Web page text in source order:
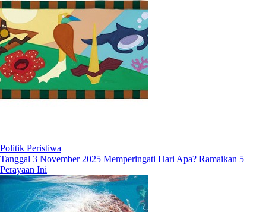
Politik Peristiwa
Tanggal 3 November 2025 Memperingati Hari Apa? Ramaikan 5
Perayaan Ini